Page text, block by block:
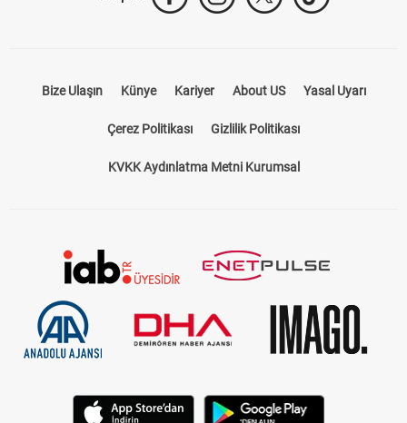
Künye Kariyer About US
Çerez Politikası Gizlilik Politikası